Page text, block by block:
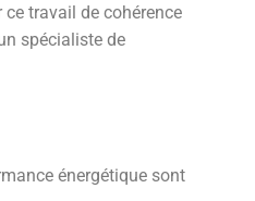
ce travail de cohérence
spécialiste de
énergétique sont